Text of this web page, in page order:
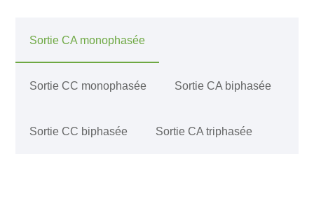
Sortie CA monophasée
Sortie CC monophasée Sortie CA biphasée
Sortie CC biphasée Sortie CA triphasée